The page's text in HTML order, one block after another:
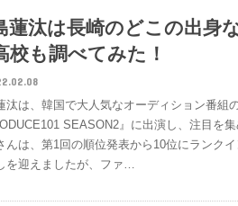
蓮汰は長崎のどこの出身
校も調べてみた！
汰は、韓国で大人気なオーディション番組
SEASON2』に出演し、注目を
んは、第1回の順位発表から10位にランク
を迎えましたが、ファ…